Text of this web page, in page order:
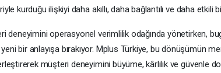
kurduğu ilişkiyi daha akıllı, daha bağlantılı ve daha etkili
deneyimini operasyonel verimlilik odağında yönetirken,
bir anlayışa bırakıyor. Mplus Türkiye, bu dönüşümün
müşteri deneyimini büyüme, kârlılık ve güvenle